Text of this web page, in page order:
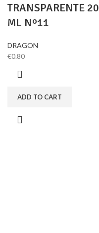
TRANSPARENTE 20
ML Nº11
DRAGON
€0.80
ADD TO CART